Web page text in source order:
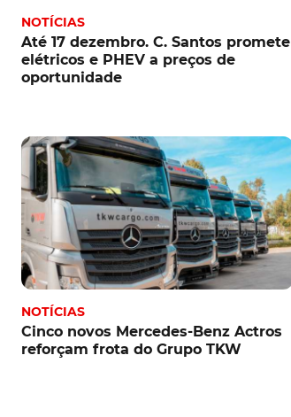
NOTÍCIAS
Até 17 dezembro. C. Santos promete
elétricos e PHEV a preços de
oportunidade
NOTÍCIAS
Cinco novos Mercedes-Benz Actros
reforçam frota do Grupo TKW